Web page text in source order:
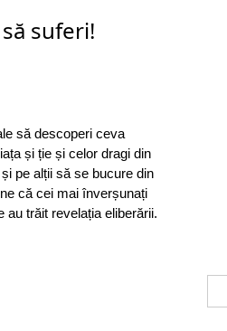
suferi!
să descoperi ceva
și ție și celor dragi din
pe alții să se bucure din
că cei mai înverșunați
trăit revelația eliberării.